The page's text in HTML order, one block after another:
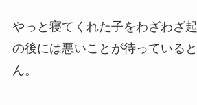
やっと寝てくれた子をわざわざ
の後には悪いことが待っている
ん。